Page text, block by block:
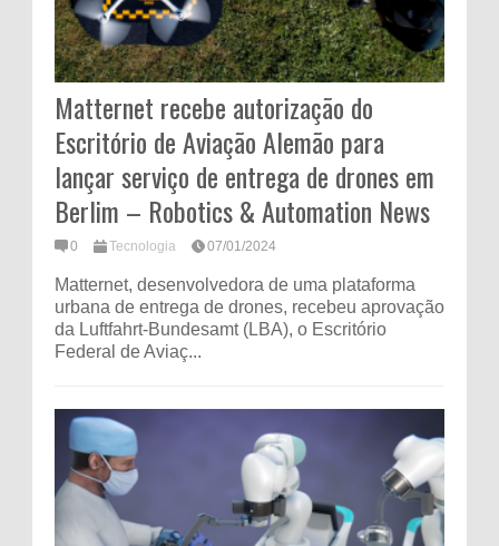
Matternet recebe autorização do
Escritório de Aviação Alemão para
lançar serviço de entrega de drones em
Berlim – Robotics & Automation News
0 Tecnologia 07/01/2024
Matternet, desenvolvedora de uma plataforma
urbana de entrega de drones, recebeu aprovação
da Luftfahrt-Bundesamt (LBA), o Escritório
Federal de Aviaç...